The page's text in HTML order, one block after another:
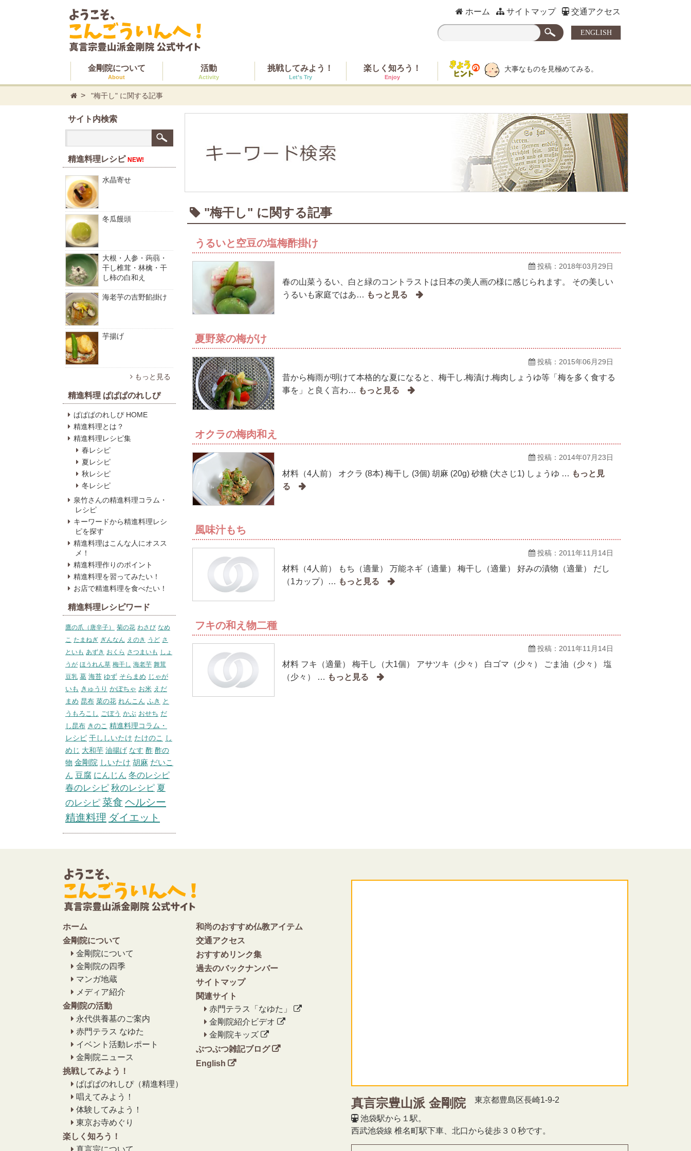
ホーム サイトマップ 交通アクセス
ENGLISH
金剛院について
About
活動
Activity
挑戦してみよう！
Let’s Try
楽しく知ろう！
Enjoy
大事なものを見極めてみる。
"梅干し" に関する記事
"梅干し" に関する記事
うるいと空豆の塩梅酢掛け
投稿：2018年03月29日
春の山菜うるい、白と緑のコントラストは日本の美人画の様に感じられます。 その美しい
うるいも家庭ではあ…
夏野菜の梅がけ
投稿：2015年06月29日
昔から梅雨が明けて本格的な夏になると、梅干し.梅漬け.梅肉しょうゆ等「梅を多く食する
事を」と良く言わ…
オクラの梅肉和え
投稿：2014年07月23日
材料（4人前） オクラ (8本) 梅干し (3個) 胡麻 (20g) 砂糖 (大さじ1) しょうゆ …
風味汁もち
投稿：2011年11月14日
材料（4人前） もち（適量） 万能ネギ（適量） 梅干し（適量） 好みの漬物（適量） だし
（1カップ）…
フキの和え物二種
投稿：2011年11月14日
材料 フキ（適量） 梅干し（大1個） アサツキ（少々） 白ゴマ（少々） ごま油（少々） 塩
（少々） …
サイト内検索
精進料理レシピ NEW!
水晶寄せ
冬瓜饅頭
大根・人参・蒟蒻・
干し椎茸・林檎・干
し柿の白和え
海老芋の吉野餡掛け
芋揚げ
もっと見る
精進料理 ぱぱぱのれしぴ
ぱぱぱのれしぴ HOME
精進料理とは？
精進料理レシピ集
春レシピ
夏レシピ
秋レシピ
冬レシピ
泉竹さんの精進料理コラム・
レシピ
キーワードから精進料理レシ
ピを探す
精進料理はこんな人にオスス
メ！
精進料理作りのポイント
精進料理を習ってみたい！
お店で精進料理を食べたい！
精進料理レシピワード
鷹の爪（唐辛子） 菊の花 わさび なめ
こ たまねぎ ぎんなん えのき うど さ
といも あずき おくら さつまいも しょ
うが ほうれん草 梅干し 海老芋 舞茸
豆乳 葛 海苔 ゆず そらまめ じゃが
いも きゅうり かぼちゃ お米 えだ
まめ 昆布 菜の花 れんこん ふき と
うもろこし ごぼう かぶ おせち だ
し昆布 きのこ 精進料理コラム・
レシピ 干ししいたけ たけのこ
し
めじ 大和芋 油揚げ なす 酢 酢の
物 金剛院 しいたけ 胡麻 だいこ
ん 豆腐 にんじん 冬のレシピ
春のレシピ 秋のレシピ 夏
のレシピ 菜食 ヘルシー
精進料理 ダイエット
真言宗豊山派 金剛院 東京都豊島区長崎1-9-2
池袋駅から１駅。
西武池袋線 椎名町駅下車、北口から徒歩３０秒です。
ホーム
金剛院について
金剛院について
金剛院の四季
マンガ地蔵
メディア紹介
金剛院の活動
永代供養墓のご案内
赤門テラス なゆた
イベント活動レポート
金剛院ニュース
挑戦してみよう！
ぱぱぱのれしぴ（精進料理）
唱えてみよう！
体験してみよう！
東京お寺めぐり
楽しく知ろう！
真言宗について
和尚のおすすめ仏教アイテム
交通アクセス
おすすめリンク集
過去のバックナンバー
サイトマップ
関連サイト
赤門テラス「なゆた」
金剛院紹介ビデオ
金剛院キッズ
ぶつぶつ雑記ブログ
English